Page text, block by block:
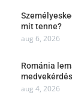
mit tenne?
aug 6, 2026
Románia
aug 4, 2026